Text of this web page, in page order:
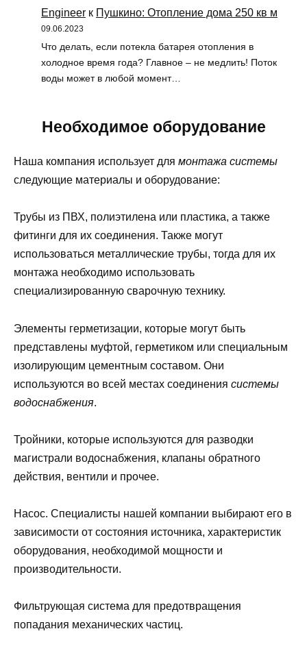
Engineer к Пушкино: Отопление дома 250 кв м
09.06.2023
Что делать, если потекла батарея отопления в
холодное время года? Главное – не медлить! Поток
воды может в любой момент…
Необходимое оборудование
Наша компания использует для монтажа системы
следующие материалы и оборудование:
Трубы из ПВХ, полиэтилена или пластика, а также
фитинги для их соединения. Также могут
использоваться металлические трубы, тогда для их
монтажа необходимо использовать
специализированную сварочную технику.
Элементы герметизации, которые могут быть
представлены муфтой, герметиком или специальным
изолирующим цементным составом. Они
используются во всей местах соединения системы
водоснабжения.
Тройники, которые используются для разводки
магистрали водоснабжения, клапаны обратного
действия, вентили и прочее.
Насос. Специалисты нашей компании выбирают его в
зависимости от состояния источника, характеристик
оборудования, необходимой мощности и
производительности.
Фильтрующая система для предотвращения
попадания механических частиц.